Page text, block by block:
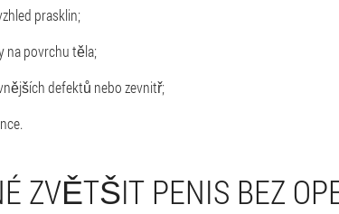
prasklin;
na povrchu těla;
defektů nebo zevnitř;
ZVĚTŠIT PENIS BEZ